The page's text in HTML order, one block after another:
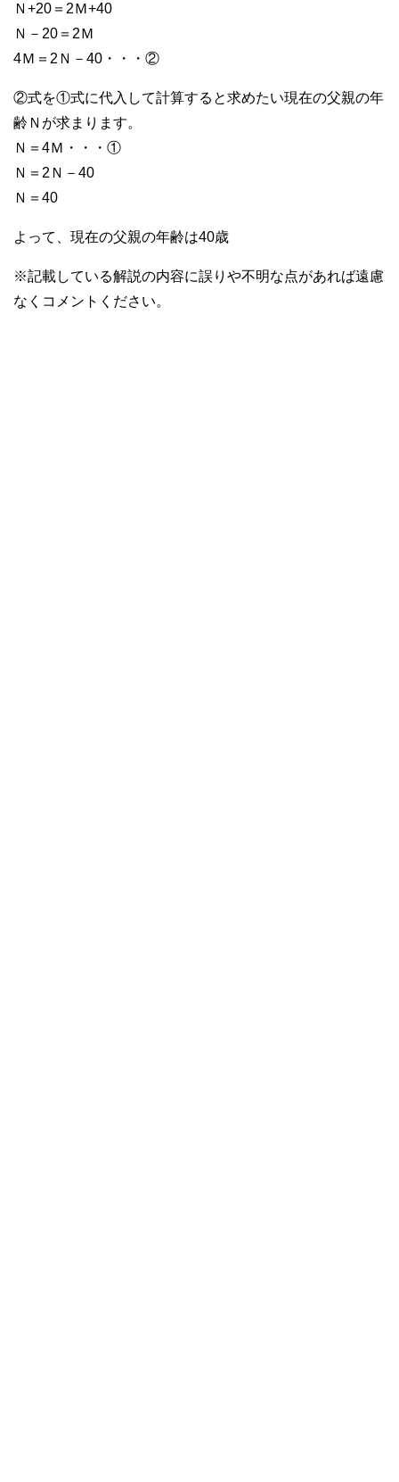
Ｎ+20＝2Ｍ+40
Ｎ－20＝2Ｍ
4Ｍ＝2Ｎ－40・・・②
②式を①式に代入して計算すると求めたい現在の父親の年
齢Ｎが求まります。
Ｎ＝4Ｍ・・・①
Ｎ＝2Ｎ－40
Ｎ＝40
よって、現在の父親の年齢は40歳
※記載している解説の内容に誤りや不明な点があれば遠慮
なくコメントください。